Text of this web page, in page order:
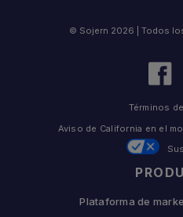
Plataforma de
© Sojern 2026 | Todos
Términos
Aviso de California en el